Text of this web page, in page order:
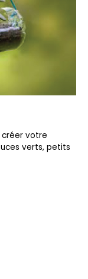
créer votre
verts, petits